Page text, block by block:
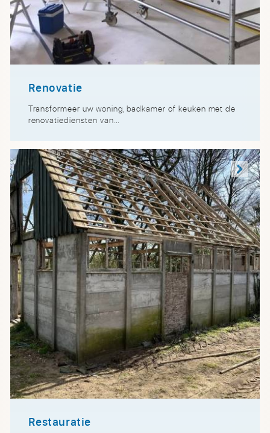
Renovatie
Transformeer uw woning, badkamer of keuken met de
renovatiediensten van…
Restauratie